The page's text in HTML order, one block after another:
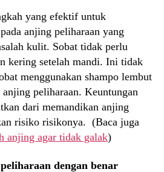
yang efektif untuk
anjing peliharaan yang
kulit. Sobat tidak perlu
kering setelah mandi. Ini tidak
menggunakan shampo lembut
peliharaan. Keuntungan
dari memandikan anjing
risiko risikonya. (Baca juga
anjing agar tidak galak)
dengan benar